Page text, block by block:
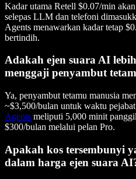
Kadar utama Retell $0.07/min
selepas LLM dan telefoni
Agents menawarkan kadar tetap
bertindih.
Adakah ejen suara AI
menggaji penyambut
Ya, penyambut tetamu manusia
~$3,500/bulan untuk waktu pejabat
Agents meliputi 5,000 minit
$300/bulan melalui pelan Pro.
Apakah kos tersembunyi
dalam harga ejen suara